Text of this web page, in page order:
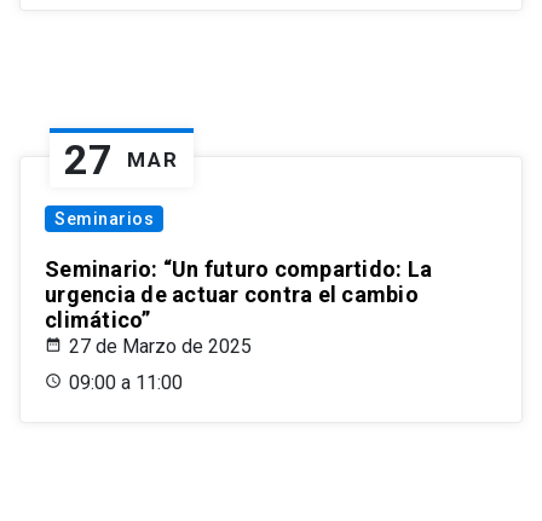
27 MAR
Seminarios
Seminario: “Un futuro compartido: La
urgencia de actuar contra el cambio
climático”
27 de Marzo de 2025
09:00 a 11:00